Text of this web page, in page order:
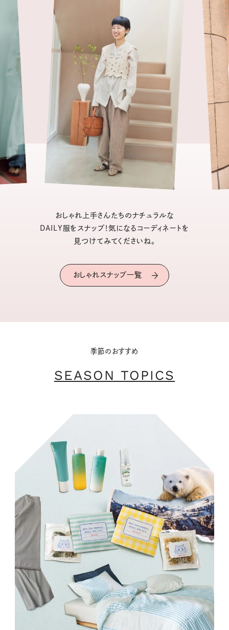
おしゃれ上手さんたちのナチュラルな
DAILY服をスナップ！気になるコーディネートを
見つけてみてくださいね。
おしゃれスナップ一覧
季節のおすすめ
SEASON TOPICS